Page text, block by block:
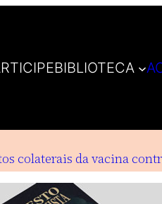
BIBLIOTECA
da vacina